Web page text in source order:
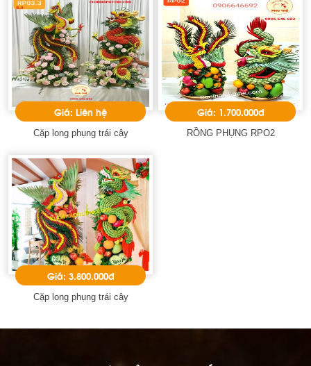
Giá: Liên hệ
Cặp long phụng trái cây
Giá: 1.700.000đ
RỒNG PHỤNG RPO2
Giá: 3.800.000đ
Cặp long phụng trái cây